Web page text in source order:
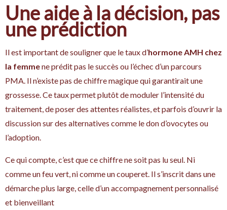
Une aide à la décision, pas
une prédiction
Il est important de souligner que le taux d’hormone AMH chez
la femmene prédit pas le succès ou l’échec d’un parcours
PMA. Il n’existe pas de chiffre magique qui garantirait une
grossesse. Ce taux permet plutôt de moduler l’intensité du
traitement, de poser des attentes réalistes, et parfois d’ouvrir la
discussion sur des alternatives comme le don d’ovocytes ou
l’adoption.
Ce qui compte, c’est que ce chiffre ne soit pas lu seul. Ni
comme un feu vert, ni comme un couperet. Il s’inscrit dans une
démarche plus large, celle d’un accompagnement personnalisé
et bienveillant